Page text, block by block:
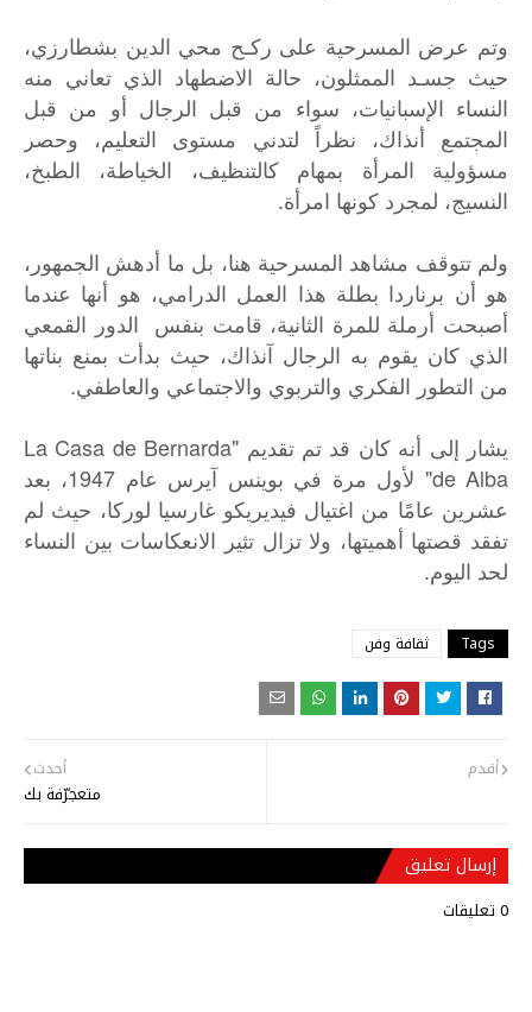
وتم عرض المسرحية على ركـح محي الدين بشطارزي،
حيث جسـد الممثلون، حالة الاضطهاد الذي تعاني منه
النساء الإسبانيات، سواء من قبل الرجال أو من قبل
المجتمع أنذاك، نظراً لتدني مستوى التعليم، وحصر
مسؤولية المرأة بمهام كالتنظيف، الخياطة، الطبخ،
النسيج، لمجرد كونها امرأة.
ولم تتوقف مشاهد المسرحية هنا، بل ما أدهش الجمهور،
هو أن برناردا بطلة هذا العمل الدرامي، هو أنها عندما
أصبحت أرملة للمرة الثانية، قامت بنفس الدور القمعي
الذي كان يقوم به الرجال آنذاك، حيث بدأت بمنع بناتها
من التطور الفكري والتربوي والاجتماعي والعاطفي.
يشار إلى أنه كان قد تم تقديم "La Casa de Bernarda
de Alba" لأول مرة في بوينس آيرس عام 1947، بعد
عشرين عامًا من اغتيال فيديريكو غارسيا لوركا، حيث لم
تفقد قصتها أهميتها، ولا تزال تثير الانعكاسات بين النساء
لحد اليوم.
Tags ثقافة وفن
أحدث
متعجرّفة بك
أقدم
إرسال تعليق
0 تعليقات